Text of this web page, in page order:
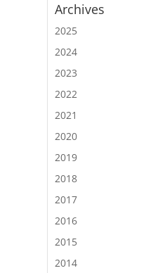
Archives
2025
2024
2023
2022
2021
2020
2019
2018
2017
2016
2015
2014